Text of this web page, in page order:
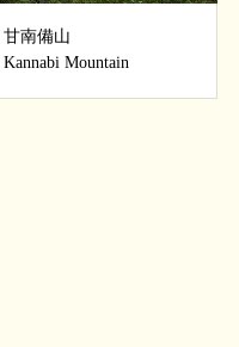
甘南備山
Kannabi Mountain